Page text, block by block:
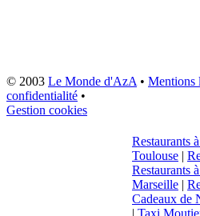
© 2003 Le Monde d'AzA• Mentions
confidentialité •
Gestion cookies
Restaurants
Toulouse |
Restaurants
Marseille |
Cadeaux de